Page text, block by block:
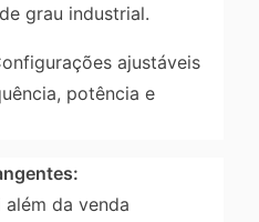
grau industrial.
ajustáveis
potência e
da venda